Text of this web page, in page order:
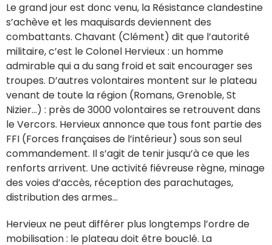
Le grand jour est donc venu, la Résistance clandestine
s’achève et les maquisards deviennent des
combattants. Chavant (Clément) dit que l’autorité
militaire, c’est le Colonel Hervieux : un homme
admirable qui a du sang froid et sait encourager ses
troupes. D’autres volontaires montent sur le plateau
venant de toute la région (Romans, Grenoble, St
Nizier...) : près de 3000 volontaires se retrouvent dans
le Vercors. Hervieux annonce que tous font partie des
FFI (Forces françaises de l’intérieur) sous son seul
commandement. Il s’agit de tenir jusqu’à ce que les
renforts arrivent. Une activité fiévreuse règne, minage
des voies d’accès, réception des parachutages,
distribution des armes...
Hervieux ne peut différer plus longtemps l’ordre de
mobilisation : le plateau doit être bouclé. La